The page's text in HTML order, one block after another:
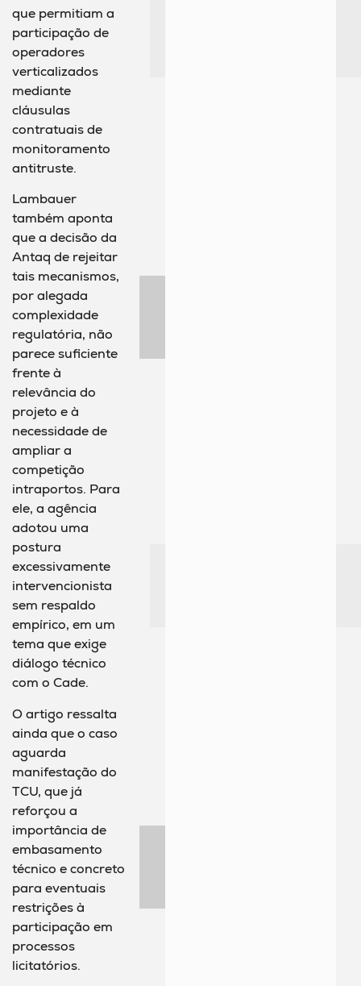
que permitiam a
participação de
operadores
verticalizados
mediante
cláusulas
contratuais de
monitoramento
antitruste.
Lambauer
também aponta
que a decisão da
Antaq de rejeitar
tais mecanismos,
por alegada
complexidade
regulatória, não
parece suficiente
frente à
relevância do
projeto e à
necessidade de
ampliar a
competição
intraportos. Para
ele, a agência
adotou uma
postura
excessivamente
intervencionista
sem respaldo
empírico, em um
tema que exige
diálogo técnico
com o Cade.
O artigo ressalta
ainda que o caso
aguarda
manifestação do
TCU, que já
reforçou a
importância de
embasamento
técnico e concreto
para eventuais
restrições à
participação em
processos
licitatórios.